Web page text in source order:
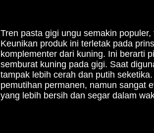
Tren pasta gigi ungu semakin
Keunikan produk ini terletak pada
komplementer dari kuning. Ini berarti
semburat kuning pada gigi. Saat
tampak lebih cerah dan putih
pemutihan permanen, namun sangat
yang lebih bersih dan segar dalam